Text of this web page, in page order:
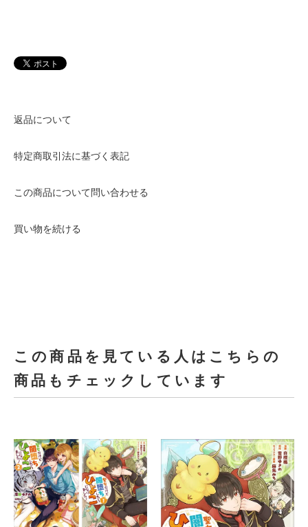
返品について
特定商取引法に基づく表記
この商品について問い合わせる
買い物を続ける
この商品を見ている人はこちらの
商品もチェックしています